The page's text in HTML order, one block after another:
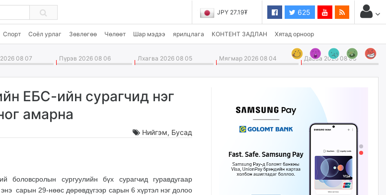
JPY 27.19₮ 625
Спорт Соёл урлаг Зөвлөгөө Чөлөөт Шар мэдээ ярилцлага КОНТЕНТ ЗАДЛАН Хятад орноор
08 07 Пүрэв 2026 08 06 Лхагва 2026 08 05 Мягмар 2026 08 04 Даваа 2026 08 03
ЕБС-ийн сурагчид нэг
амарна
Нийгэм, Бусад
боловсролын сургуулийн бүх сурагчид гуравдугаар
сарын 29-нөөс дөрөвдүгээр сарын 6 хүртэл нэг долоо